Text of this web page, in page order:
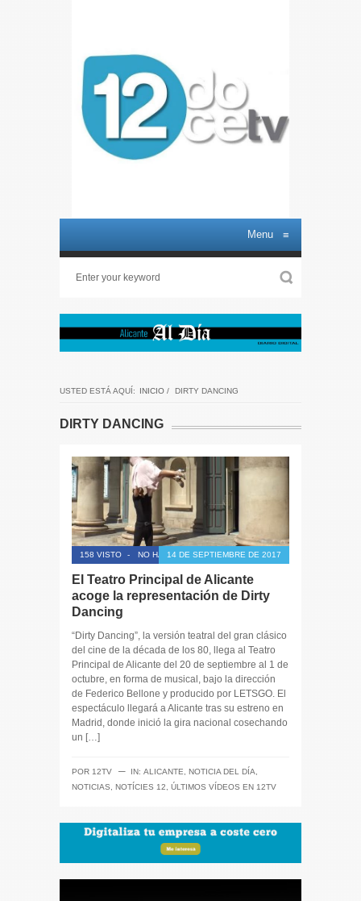
Menu ≡
USTED ESTÁ AQUÍ: INICIO / DIRTY DANCING
DIRTY DANCING
158 VISTO - NO HAY COMENTARIOS
14 DE SEPTIEMBRE DE 2017
El Teatro Principal de Alicante
acoge la representación de Dirty
Dancing
“Dirty Dancing”, la versión teatral del gran clásico
del cine de la década de los 80, llega al Teatro
Principal de Alicante del 20 de septiembre al 1 de
octubre, en forma de musical, bajo la dirección
de Federico Bellone y producido por LETSGO. El
espectáculo llegará a Alicante tras su estreno en
Madrid, donde inició la gira nacional cosechando
un […]
POR 12TV ─ IN: ALICANTE, NOTICIA DEL DÍA,
NOTICIAS, NOTÍCIES 12, ÚLTIMOS VÍDEOS EN 12TV